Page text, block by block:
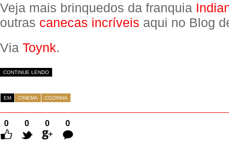
Veja mais brinquedos da franquia
outras canecas incríveis aqui no Blog
Via Toynk.
CONTINUE LENDO
EM CINEMA COZINHA
0 0 0
0
Comentários